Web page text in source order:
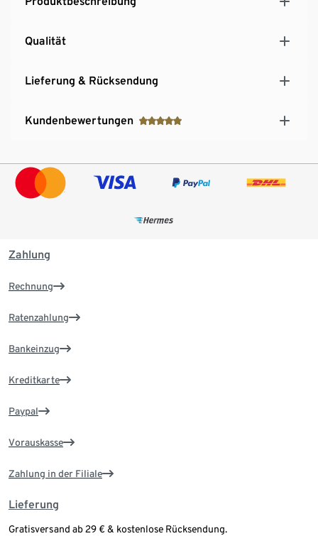
Qualität
Lieferung & Rücksendung
Kundenbewertungen
Zahlung
Rechnung
Ratenzahlung
Bankeinzug
Kreditkarte
Paypal
Vorauskasse
Zahlung in der Filiale
Lieferung
Gratisversand ab 29 € & kostenlose Rücksendung.